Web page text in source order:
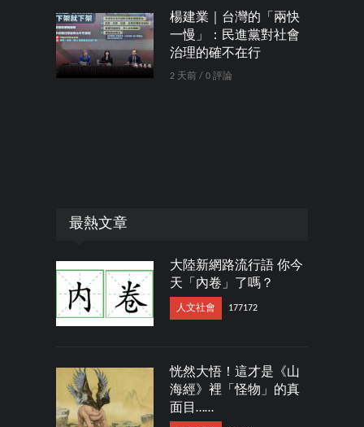
楊建業｜台灣的「兩快
一慢」：民進黨對社會
治理的確不在行
2 天前 / 0 評論
最熱文章
大陸新網路流行語 你今
天「內卷」了嗎？
人文社會 177172
恍然大悟！這才是《山
海經》裡「怪物」的真
面目……